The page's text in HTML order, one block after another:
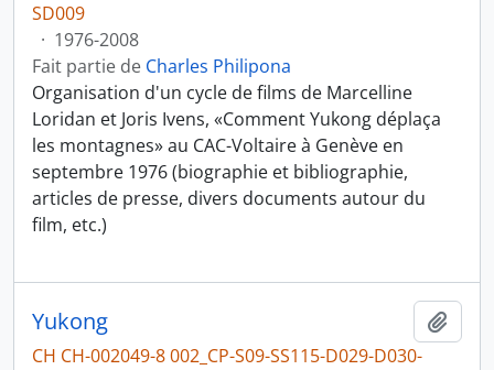
SD009
· 1976-2008
Fait partie de Charles Philipona
Organisation d'un cycle de films de Marcelline
Loridan et Joris Ivens, «Comment Yukong déplaça
les montagnes» au CAC-Voltaire à Genève en
septembre 1976 (biographie et bibliographie,
articles de presse, divers documents autour du
film, etc.)
Yukong
CH CH-002049-8 002_CP-S09-SS115-D029-D030-